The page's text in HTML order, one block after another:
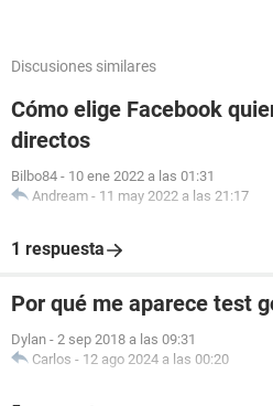
Discusiones similares
Cómo elige Facebook
directos
Bilbo84 - 10 ene 2022 a las 01:31
Andream - 11 may 2022 a las 21:17
1 respuesta
Por qué me aparece test
Dylan - 2 sep 2018 a las 09:31
Carlos - 12 ago 2024 a las 00:20